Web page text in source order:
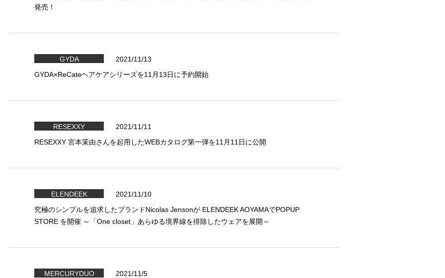
発売！
GYDA
2021/11/13
GYDA×ReCateヘアケアシリーズを11月13日に予約開始
RESEXXY
2021/11/11
RESEXXY 宮本茉由さんを起用したWEBカタログ第一弾を11月11日に公開
ELENDEEK
2021/11/10
究極のシンプルを追求したブランドNicolas Jensonが ELENDEEK AOYAMAでPOPUP
STORE を開催 ～「One closet」あらゆる境界線を排除したウェアを展開～
MERCURYDUO
2021/11/5